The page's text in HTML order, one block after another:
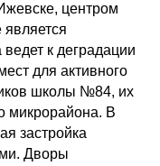
центром
к деградации
для активного
школы №84, их
микрорайона. В
застройка
Дворы